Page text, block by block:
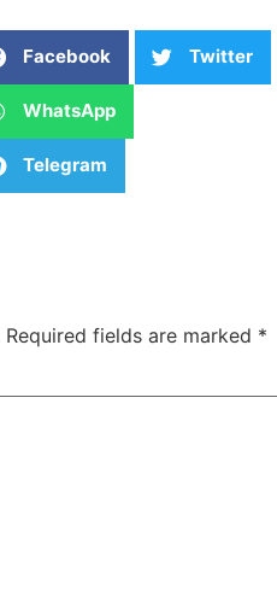
Facebook Twitter
WhatsApp
Telegram
Required fields are marked *